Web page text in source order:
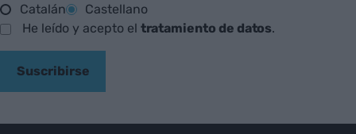
Catalán
Castellano
He leído y acepto el tratamiento de datos.
Suscribirse